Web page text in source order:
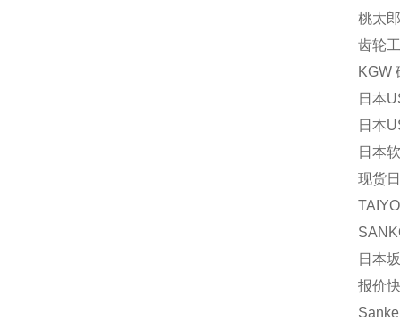
桃太
齿轮
KGW
日本
日本
日本
现货
日本
报价